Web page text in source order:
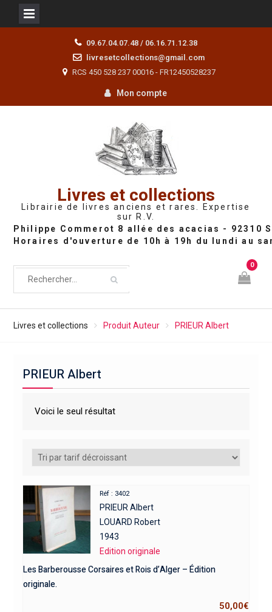
09.67.04.07.48 / 06.16.71.12.38
livresetcollections@gmail.com
RCS 450 528 237 00016 - FR12450528237
Mon compte
Livres et collections
Librairie de livres anciens et rares. Expertise
sur R.V.
0
Livres et collections Produit Auteur PRIEUR Albert
PRIEUR Albert
Voici le seul résultat
Réf : 3402
PRIEUR Albert
LOUARD Robert
1943
Edition originale
Les Barberousse Corsaires et Rois d’Alger – Édition
originale.
50,00€